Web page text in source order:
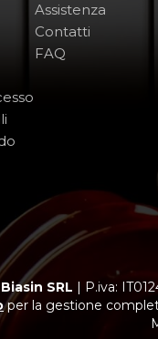
Assistenza
Contatti
FAQ
SRL | P.iva:
per la gestione